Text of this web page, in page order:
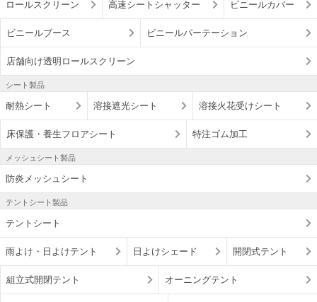
ロールスクリーン 高速シートシャッター ビニールカバー
ビニールブース ビニールパーテーション
店舗向け透明ロールスクリーン
シート製品
耐熱シート 溶接遮光シート 溶接火花受けシート
床保護・養生フロアシート 特注ゴム加工
メッシュシート製品
防炎メッシュシート
テントシート製品
テントシート
雨よけ・日よけテント 日よけシェード 開閉式テント
組立式開閉テント オーニングテント